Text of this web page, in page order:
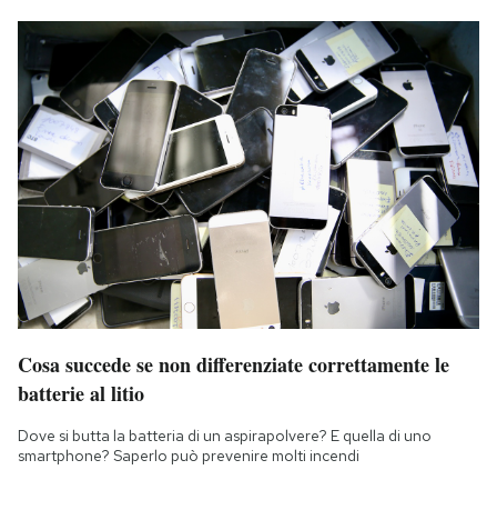
Cosa succede se non differenziate correttamente le
batterie al litio
Dove si butta la batteria di un aspirapolvere? E quella di uno
smartphone? Saperlo può prevenire molti incendi